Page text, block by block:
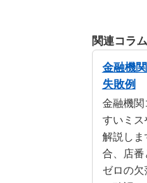
関連コラム
金融機
失敗例
金融機関
すいミス
解説しま
合、店番
ゼロの